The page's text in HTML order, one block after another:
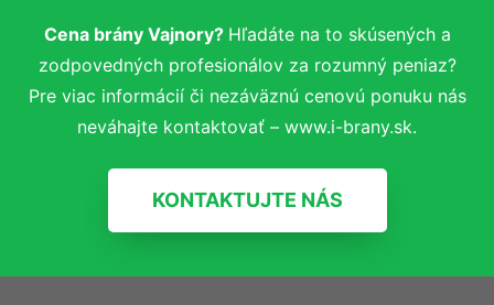
Cena brány Vajnory? Hľadáte na to skúsených a
zodpovedných profesionálov za rozumný peniaz?
Pre viac informácií či nezáväznú cenovú ponuku nás
neváhajte kontaktovať – www.i-brany.sk.
KONTAKTUJTE NÁS